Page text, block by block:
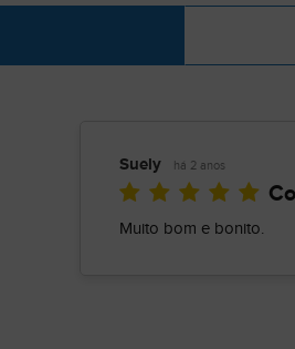
Suely há 2 anos
Muito bom e bonito.